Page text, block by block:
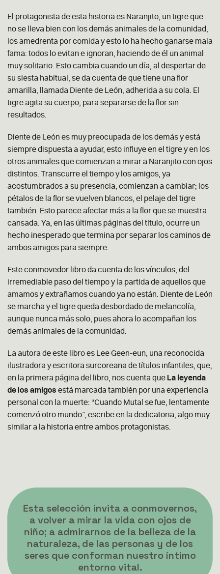
El protagonista de esta historia es Naranjito, un tigre que
no se lleva bien con los demás animales de la comunidad,
los amedrenta por comida y esto lo ha hecho ganarse mala
fama: todos lo evitan e ignoran, haciendo de él un animal
muy solitario. Esto cambia cuando un día, al despertar de
su siesta habitual, se da cuenta de que tiene una flor
amarilla, llamada Diente de León, adherida a su cola. El
tigre agita su cuerpo, para separarse de la flor sin
resultados.
Diente de León es muy preocupada de los demás y está
siempre dispuesta a ayudar, esto influye en el tigre y en los
otros animales que comienzan a mirar a Naranjito con ojos
distintos. Transcurre el tiempo y los amigos, ya
acostumbrados a su presencia, comienzan a cambiar; los
pétalos de la flor se vuelven blancos, el pelaje del tigre
también. Esto parece afectar más a la flor que se muestra
cansada. Ya, en las últimas páginas del título, ocurre un
hecho inesperado que termina por separar los caminos de
ambos amigos para siempre.
Este conmovedor libro da cuenta de los vínculos, del
irremediable paso del tiempo y la partida de aquellos que
amamos y extrañamos cuando ya no están. Diente de León
se marcha y el tigre queda desbordado de melancolía,
aunque nunca más solo, pues ahora lo acompañan los
demás animales de la comunidad.
La autora de este libro es Lee Geen-eun, una reconocida
ilustradora y escritora surcoreana de títulos infantiles, que,
en la primera página del libro, nos cuenta que La leyenda
de los amigos está marcada también por una experiencia
personal con la muerte: “Cuando Mutal se fue, lentamente
comenzó otro mundo”, escribe en la dedicatoria, algo muy
similar a la historia entre ambos protagonistas.
Esta selección invita a conmovernos,
a volver a mirar la vida con ojos de
niño; a admirarnos de la belleza de la
naturaleza, de las personas y de los
seres que conforman nuestro íntimo
entorno vital.